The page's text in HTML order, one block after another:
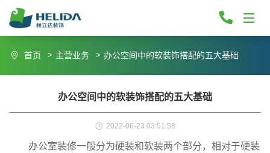
首页 主营业务 办公空间中的软装饰搭配的五大基础
办公空间中的软装饰搭配的五大基础
2022-06-23 03:51:58
办公室装修一般分为硬装和软装两个部分，相对于硬装